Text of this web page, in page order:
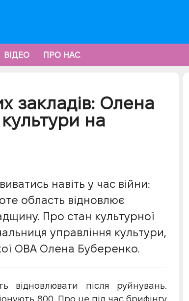
ВІДЕО ПРО НАС
закладів: Олена
на
навіть у час війни:
область відновлює
Про стан культурної
управління культури,
ОВА Олена Буберенко.
відновлювати після руйнувань.
800. Про це під час брифінгу